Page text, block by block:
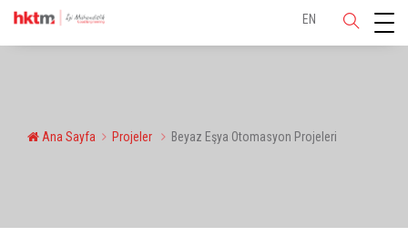
EN
Ana Sayfa Projeler Beyaz Eşya Otomasyon Projeleri